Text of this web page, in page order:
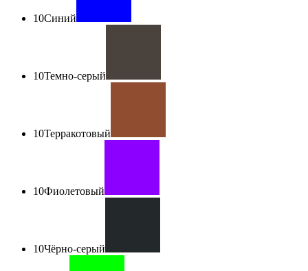
10Синий
10Темно-серый
10Терракотовый
10Фиолетовый
10Чёрно-серый